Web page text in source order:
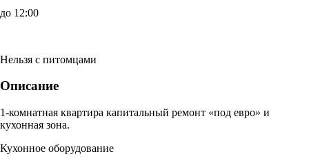
до 12:00
Нельзя с питомцами
Описание
1-комнатная квартира капитальный ремонт «под евро» и
кухонная зона.
Кухонное оборудование